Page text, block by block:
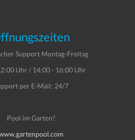
Support Montag-Freitag
Uhr / 14:00 - 16:00 Uhr
per E-Mail: 24/7
Pool im Garten?